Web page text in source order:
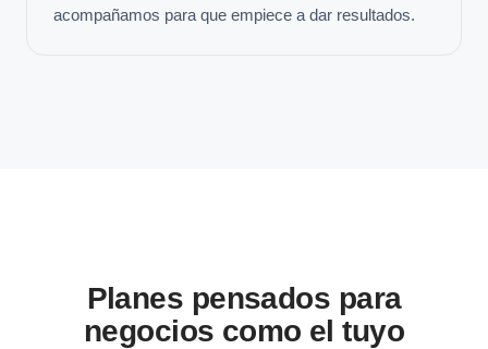
acompañamos para que empiece a dar resultados.
Planes pensados para
negocios como el tuyo